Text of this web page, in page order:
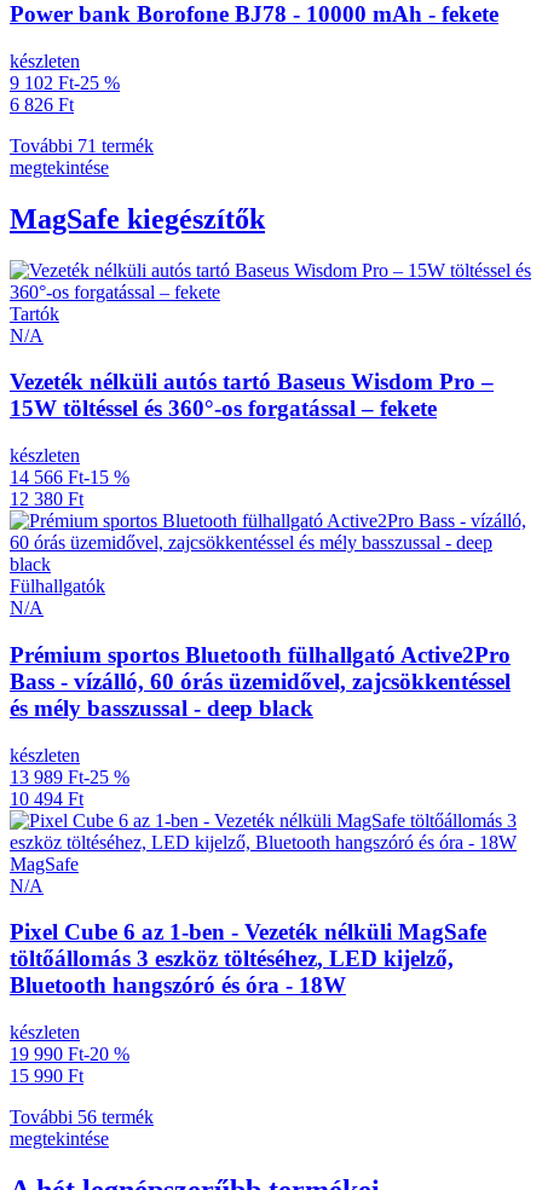
Power bank Borofone BJ78 - 10000 mAh - fekete
készleten
9 102 Ft-25 %
6 826 Ft
További 71 termék
megtekintése
MagSafe kiegészítők
Tartók
N/A
Vezeték nélküli autós tartó Baseus Wisdom Pro –
15W töltéssel és 360°-os forgatással – fekete
készleten
14 566 Ft-15 %
12 380 Ft
Fülhallgatók
N/A
Prémium sportos Bluetooth fülhallgató Active2Pro
Bass - vízálló, 60 órás üzemidővel, zajcsökkentéssel
és mély basszussal - deep black
készleten
13 989 Ft-25 %
10 494 Ft
MagSafe
N/A
Pixel Cube 6 az 1-ben - Vezeték nélküli MagSafe
töltőállomás 3 eszköz töltéséhez, LED kijelző,
Bluetooth hangszóró és óra - 18W
készleten
19 990 Ft-20 %
15 990 Ft
További 56 termék
megtekintése